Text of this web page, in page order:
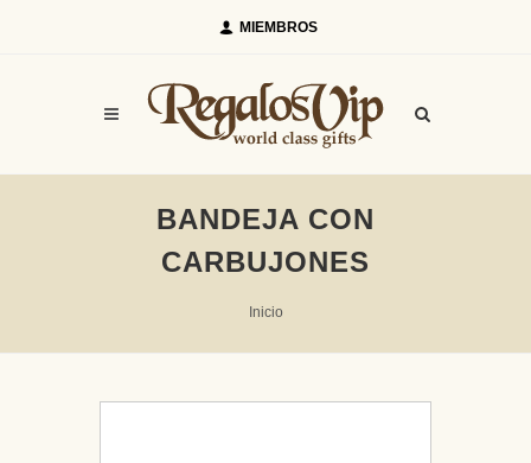
MIEMBROS
BANDEJA CON
CARBUJONES
Inicio